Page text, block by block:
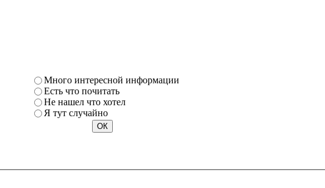
Много интересной информации
Есть что почитать
Не нашел что хотел
Я тут случайно